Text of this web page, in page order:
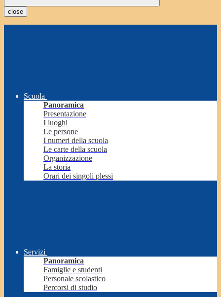
close
Scuola
Panoramica
Presentazione
I luoghi
Le persone
I numeri della scuola
Le carte della scuola
Organizzazione
La storia
Orari dei singoli plessi
Servizi
Panoramica
Famiglie e studenti
Personale scolastico
Percorsi di studio